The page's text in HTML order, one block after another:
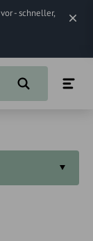
- schneller,